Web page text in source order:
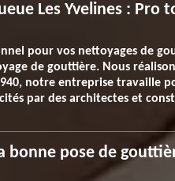
Les Yvelines : Pro
pour vos nettoyages de
de gouttière. Nous
notre entreprise travaille
par des architectes et
bonne pose de